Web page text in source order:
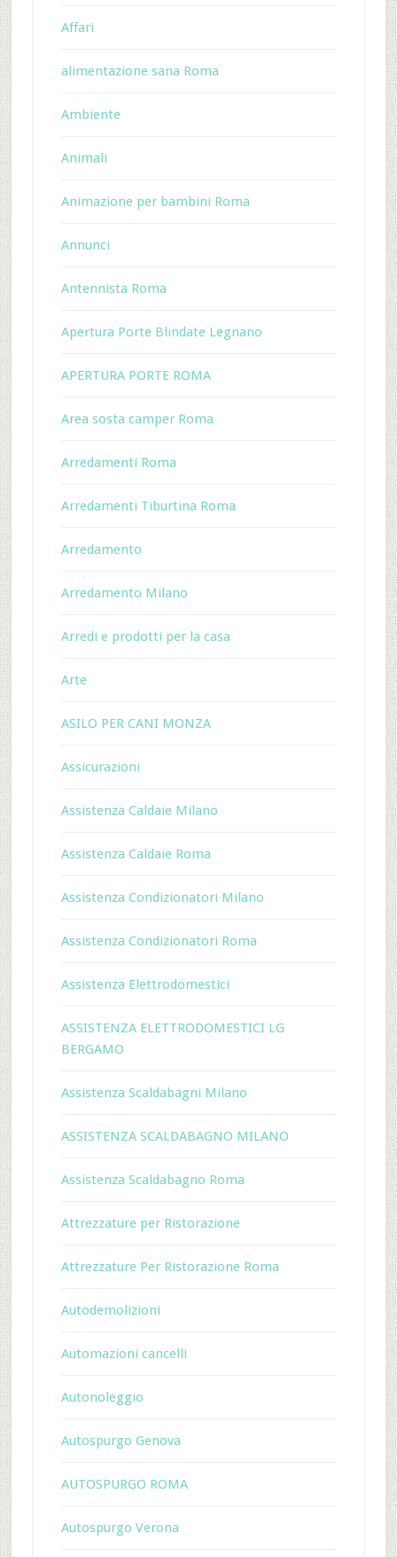
Affari
alimentazione sana Roma
Ambiente
Animali
Animazione per bambini Roma
Annunci
Antennista Roma
Apertura Porte Blindate Legnano
APERTURA PORTE ROMA
Area sosta camper Roma
Arredamenti Roma
Arredamenti Tiburtina Roma
Arredamento
Arredamento Milano
Arredi e prodotti per la casa
Arte
ASILO PER CANI MONZA
Assicurazioni
Assistenza Caldaie Milano
Assistenza Caldaie Roma
Assistenza Condizionatori Milano
Assistenza Condizionatori Roma
Assistenza Elettrodomestici
ASSISTENZA ELETTRODOMESTICI LG
BERGAMO
Assistenza Scaldabagni Milano
ASSISTENZA SCALDABAGNO MILANO
Assistenza Scaldabagno Roma
Attrezzature per Ristorazione
Attrezzature Per Ristorazione Roma
Autodemolizioni
Automazioni cancelli
Autonoleggio
Autospurgo Genova
AUTOSPURGO ROMA
Autospurgo Verona